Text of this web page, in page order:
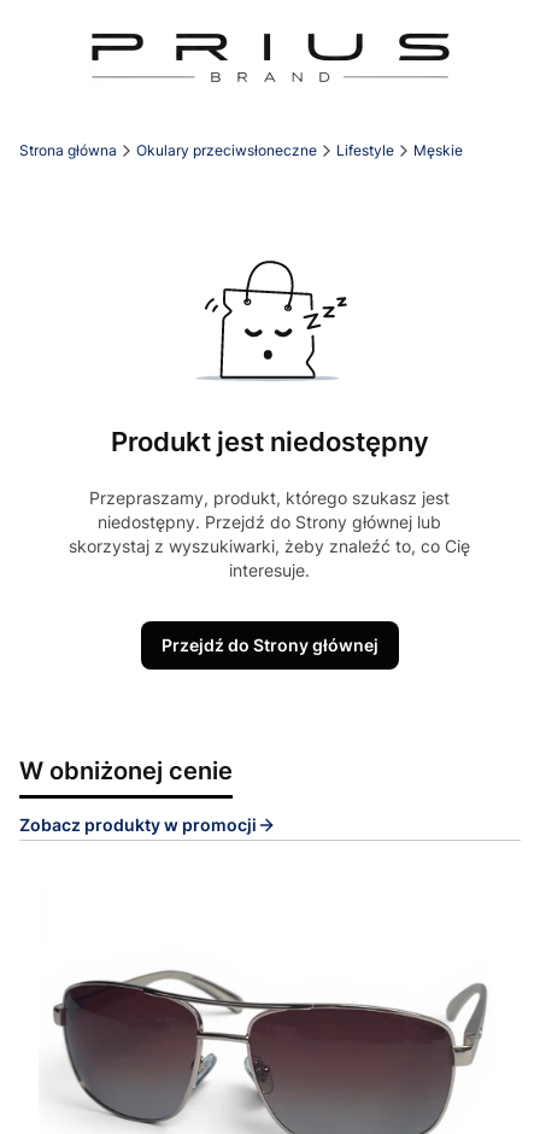
Strona główna Okulary przeciwsłoneczne Lifestyle Męskie
Produkt jest niedostępny
Przepraszamy, produkt, którego szukasz jest
niedostępny. Przejdź do Strony głównej lub
skorzystaj z wyszukiwarki, żeby znaleźć to, co Cię
interesuje.
Przejdź do Strony głównej
W obniżonej cenie
Zobacz produkty w promocji